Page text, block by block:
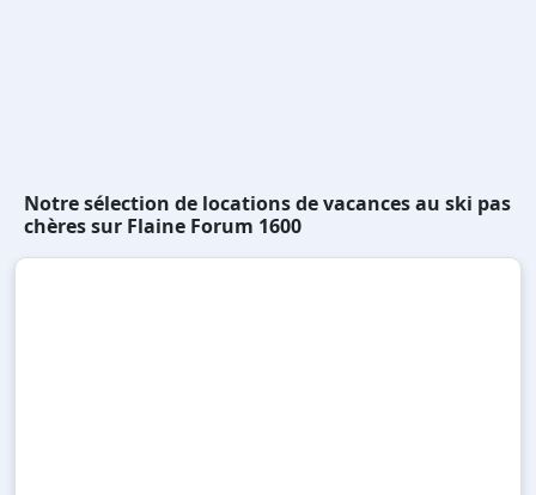
Notre sélection de locations de vacances au ski pas
chères sur Flaine Forum 1600